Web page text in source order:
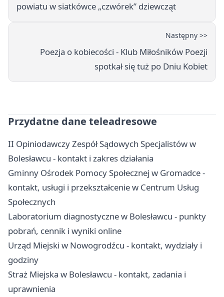
powiatu w siatkówce „czwórek” dziewcząt
Następny >>
Poezja o kobiecości - Klub Miłośników Poezji
spotkał się tuż po Dniu Kobiet
Przydatne dane teleadresowe
II Opiniodawczy Zespół Sądowych Specjalistów w
Bolesławcu - kontakt i zakres działania
Gminny Ośrodek Pomocy Społecznej w Gromadce -
kontakt, usługi i przekształcenie w Centrum Usług
Społecznych
Laboratorium diagnostyczne w Bolesławcu - punkty
pobrań, cennik i wyniki online
Urząd Miejski w Nowogrodźcu - kontakt, wydziały i
godziny
Straż Miejska w Bolesławcu - kontakt, zadania i
uprawnienia